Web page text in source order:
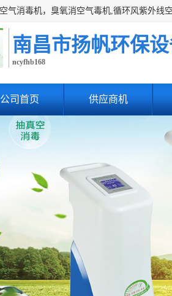
南昌市扬帆环保
ncyfhb168
公司首页 供应商机